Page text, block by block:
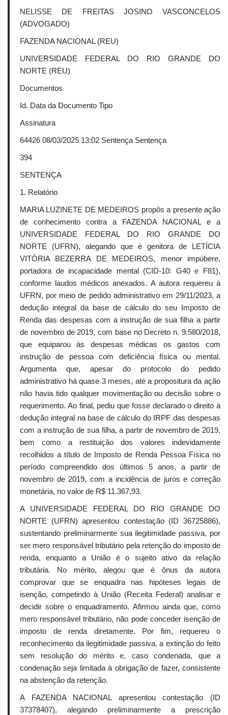
NELISSE DE FREITAS JOSINO VASCONCELOS
(ADVOGADO)
FAZENDA NACIONAL (REU)
UNIVERSIDADE FEDERAL DO RIO GRANDE DO
NORTE (REU)
Documentos
Id. Data da Documento Tipo
Assinatura
64426 08/03/2025 13:02 Sentença Sentença
394
SENTENÇA
1. Relatório
MARIA LUZINETE DE MEDEIROS propôs a presente ação
de conhecimento contra a FAZENDA NACIONAL e a
UNIVERSIDADE FEDERAL DO RIO GRANDE DO
NORTE (UFRN), alegando que é genitora de LETÍCIA
VITÓRIA BEZERRA DE MEDEIROS, menor impúbere,
portadora de incapacidade mental (CID-10: G40 e F81),
conforme laudos médicos anexados. A autora requereu à
UFRN, por meio de pedido administrativo em 29/11/2023, a
dedução integral da base de cálculo do seu Imposto de
Renda das despesas com a instrução de sua filha a partir
de novembro de 2019, com base no Decreto n. 9.580/2018,
que equiparou às despesas médicas os gastos com
instrução de pessoa com deficiência física ou mental.
Argumenta que, apesar do protocolo do pedido
administrativo há quase 3 meses, até a propositura da ação
não havia tido qualquer movimentação ou decisão sobre o
requerimento. Ao final, pediu que fosse declarado o direito à
dedução integral na base de cálculo do IRPF das despesas
com a instrução de sua filha, a partir de novembro de 2019,
bem como a restituição dos valores indevidamente
recolhidos a título de Imposto de Renda Pessoa Física no
período compreendido dos últimos 5 anos, a partir de
novembro de 2019, com a incidência de juros e correção
monetária, no valor de R$ 11.367,93.
A UNIVERSIDADE FEDERAL DO RIO GRANDE DO
NORTE (UFRN) apresentou contestação (ID 36725886),
sustentando preliminarmente sua ilegitimidade passiva, por
ser mero responsável tributário pela retenção do imposto de
renda, enquanto a União é o sujeito ativo da relação
tributária. No mérito, alegou que é ônus da autora
comprovar que se enquadra nas hipóteses legais de
isenção, competindo à União (Receita Federal) analisar e
decidir sobre o enquadramento. Afirmou ainda que, como
mero responsável tributário, não pode conceder isenção de
imposto de renda diretamente. Por fim, requereu o
reconhecimento da ilegitimidade passiva, a extinção do feito
sem resolução do mérito e, caso condenada, que a
condenação seja limitada à obrigação de fazer, consistente
na abstenção da retenção.
A FAZENDA NACIONAL apresentou contestação (ID
37378407), alegando preliminarmente a prescrição